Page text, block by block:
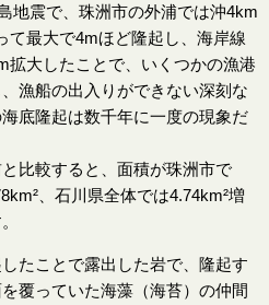
地震で、珠洲市の外浦では沖4km
て最大で4mほど隆起し、海岸線
拡大したことで、いくつかの漁港
漁船の出入りができない深刻な
底隆起は数千年に一度の現象だ
比較すると、面積が珠洲市で
、石川県全体では4.74km²増
たことで露出した岩で、隆起す
覆っていた海藻（海苔）の仲間